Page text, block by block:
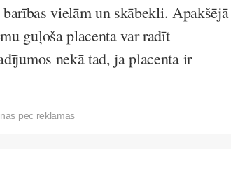
vielām un skābekli. Apakšējā
guļoša placenta var radīt
nekā tad, ja placenta ir
pēc reklāmas